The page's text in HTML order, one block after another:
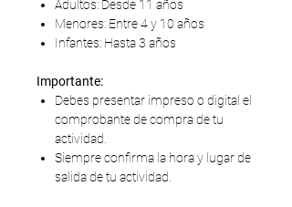
Adultos: Desde 11 años
Menores: Entre 4 y 10 años
Infantes: Hasta 3 años
Importante:
Debes presentar impreso o digital el
comprobante de compra de tu
actividad.
Siempre confirma la hora y lugar de
salida de tu actividad.